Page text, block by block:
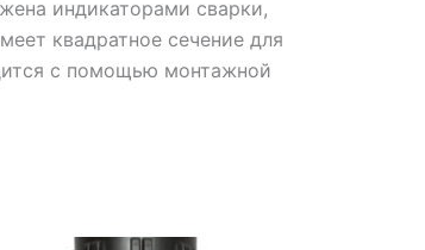
индикаторами сварки,
квадратное сечение для
с помощью монтажной